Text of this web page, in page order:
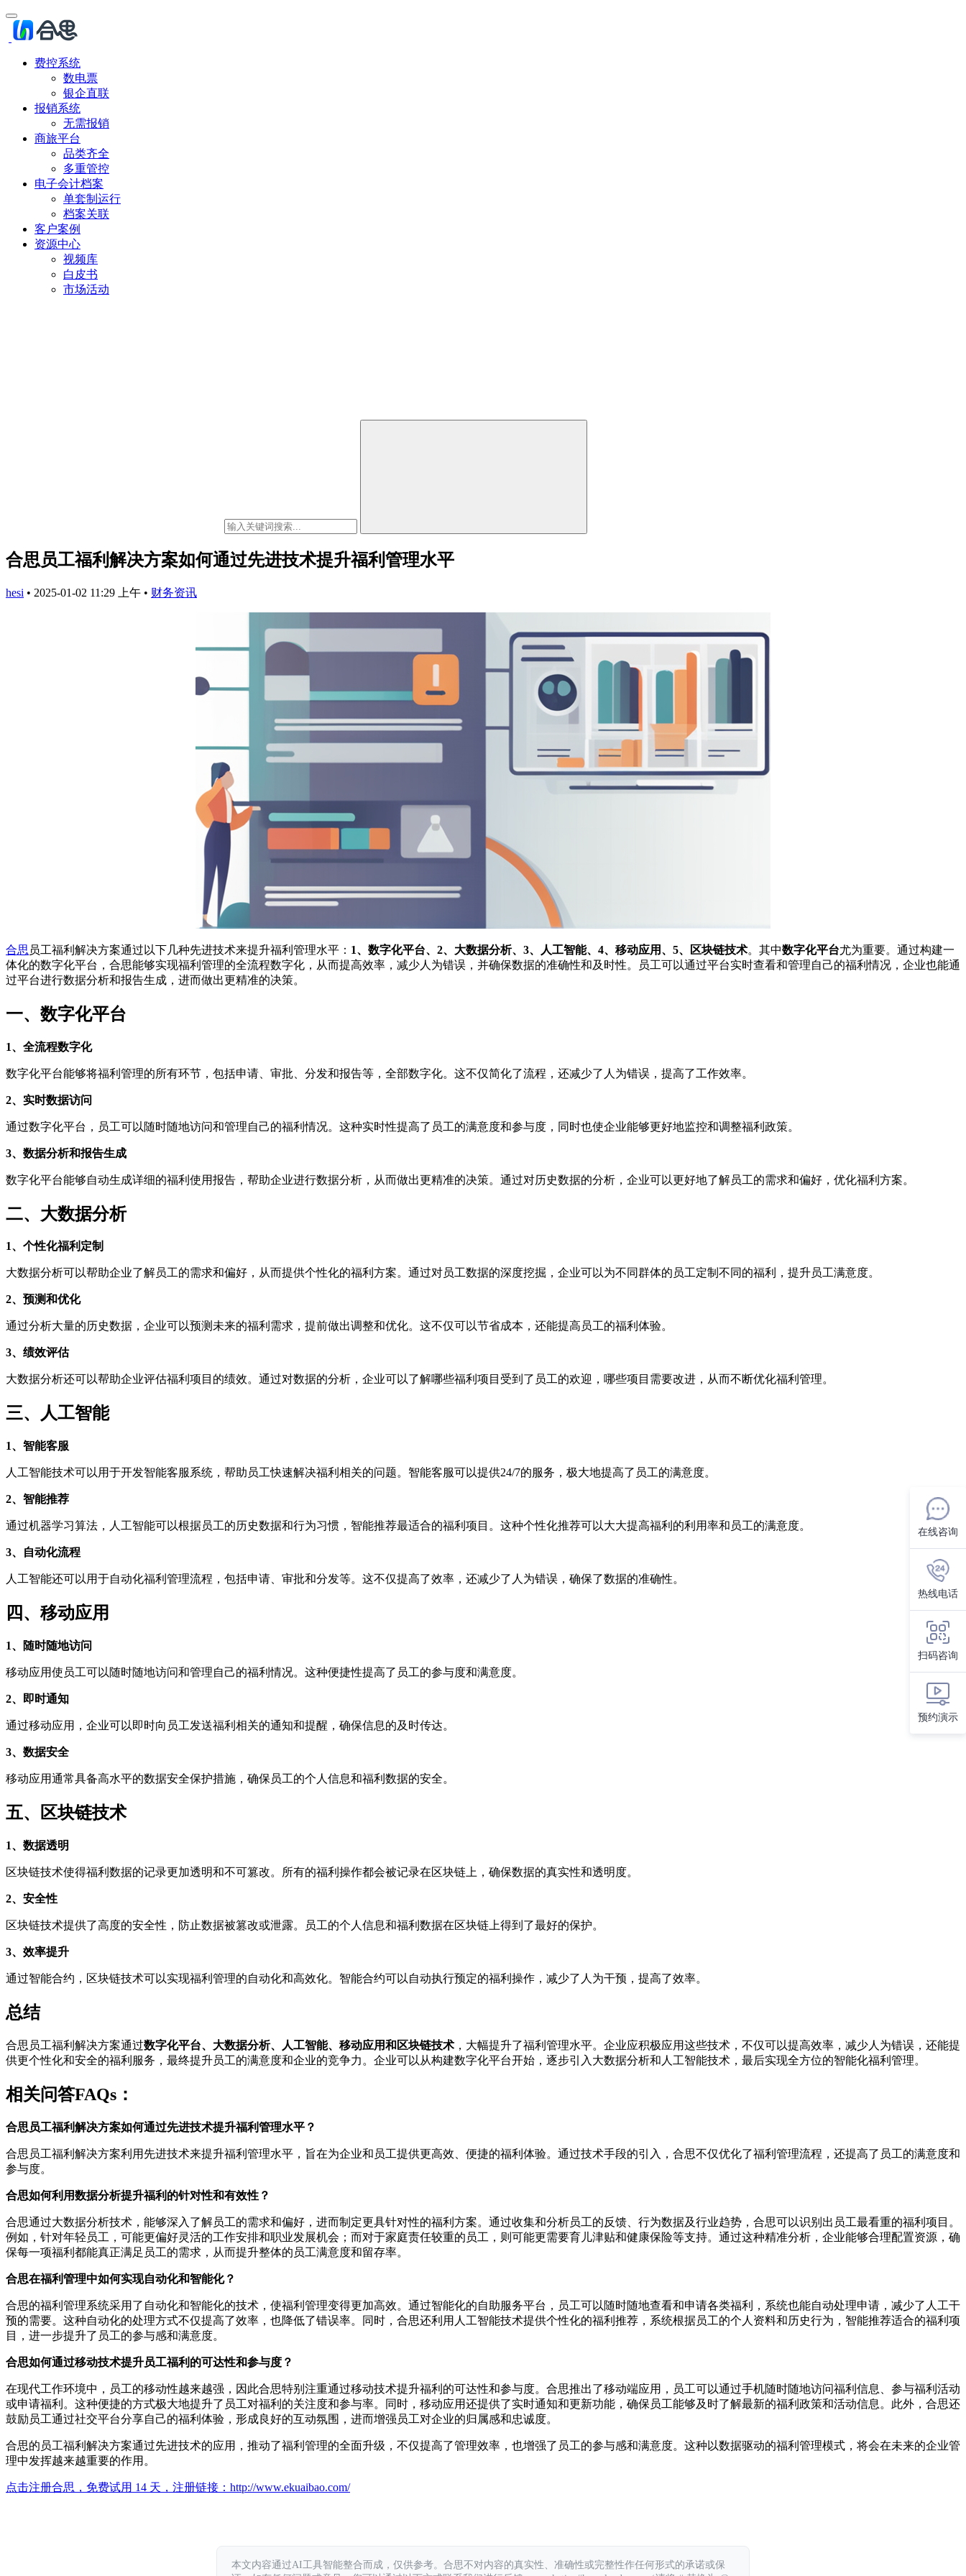
费控系统
数电票
银企直联
报销系统
无需报销
商旅平台
品类齐全
多重管控
电子会计档案
单套制运行
档案关联
客户案例
资源中心
视频库
白皮书
市场活动
合思员工福利解决方案如何通过先进技术提升福利管理水平
hesi • 2025-01-02 11:29 上午 • 财务资讯
合思 员工福利解决方案通过以下几种先进技术来提升福利管理水平： 1、数字化平台、2、大数据分析、3、人工智能、4、移动应用、5、区块链技术。其中数字化平台尤为重要。通过构建一
体化的数字化平台，合思能够实现福利管理的全流程数字化，从而提高效率，减少人为错误，并确保数据的准确性和及时性。员工可以通过平台实时查看和管理自己的福利情况，企业也能通
过平台进行数据分析和报告生成，进而做出更精准的决策。
一、数字化平台
1、全流程数字化
数字化平台能够将福利管理的所有环节，包括申请、审批、分发和报告等，全部数字化。这不仅简化了流程，还减少了人为错误，提高了工作效率。
2、实时数据访问
通过数字化平台，员工可以随时随地访问和管理自己的福利情况。这种实时性提高了员工的满意度和参与度，同时也使企业能够更好地监控和调整福利政策。
3、数据分析和报告生成
数字化平台能够自动生成详细的福利使用报告，帮助企业进行数据分析，从而做出更精准的决策。通过对历史数据的分析，企业可以更好地了解员工的需求和偏好，优化福利方案。
二、大数据分析
1、个性化福利定制
大数据分析可以帮助企业了解员工的需求和偏好，从而提供个性化的福利方案。通过对员工数据的深度挖掘，企业可以为不同群体的员工定制不同的福利，提升员工满意度。
2、预测和优化
通过分析大量的历史数据，企业可以预测未来的福利需求，提前做出调整和优化。这不仅可以节省成本，还能提高员工的福利体验。
3、绩效评估
大数据分析还可以帮助企业评估福利项目的绩效。通过对数据的分析，企业可以了解哪些福利项目受到了员工的欢迎，哪些项目需要改进，从而不断优化福利管理。
三、人工智能
1、智能客服
人工智能技术可以用于开发智能客服系统，帮助员工快速解决福利相关的问题。智能客服可以提供24/7的服务，极大地提高了员工的满意度。
2、智能推荐
通过机器学习算法，人工智能可以根据员工的历史数据和行为习惯，智能推荐最适合的福利项目。这种个性化推荐可以大大提高福利的利用率和员工的满意度。
3、自动化流程
人工智能还可以用于自动化福利管理流程，包括申请、审批和分发等。这不仅提高了效率，还减少了人为错误，确保了数据的准确性。
四、移动应用
1、随时随地访问
移动应用使员工可以随时随地访问和管理自己的福利情况。这种便捷性提高了员工的参与度和满意度。
2、即时通知
通过移动应用，企业可以即时向员工发送福利相关的通知和提醒，确保信息的及时传达。
3、数据安全
移动应用通常具备高水平的数据安全保护措施，确保员工的个人信息和福利数据的安全。
五、区块链技术
1、数据透明
区块链技术使得福利数据的记录更加透明和不可篡改。所有的福利操作都会被记录在区块链上，确保数据的真实性和透明度。
2、安全性
区块链技术提供了高度的安全性，防止数据被篡改或泄露。员工的个人信息和福利数据在区块链上得到了最好的保护。
3、效率提升
通过智能合约，区块链技术可以实现福利管理的自动化和高效化。智能合约可以自动执行预定的福利操作，减少了人为干预，提高了效率。
总结
合思员工福利解决方案通过数字化平台、大数据分析、人工智能、移动应用和区块链技术 ，大幅提升了福利管理水平。企业应积极应用这些技术，不仅可以提高效率，减少人为错误，还能提
供更个性化和安全的福利服务，最终提升员工的满意度和企业的竞争力。企业可以从构建数字化平台开始，逐步引入大数据分析和人工智能技术，最后实现全方位的智能化福利管理。
相关问答FAQs：
合思员工福利解决方案如何通过先进技术提升福利管理水平？
合思员工福利解决方案利用先进技术来提升福利管理水平，旨在为企业和员工提供更高效、便捷的福利体验。通过技术手段的引入，合思不仅优化了福利管理流程，还提高了员工的满意度和
参与度。
合思如何利用数据分析提升福利的针对性和有效性？
合思通过大数据分析技术，能够深入了解员工的需求和偏好，进而制定更具针对性的福利方案。通过收集和分析员工的反馈、行为数据及行业趋势，合思可以识别出员工最看重的福利项目。
例如，针对年轻员工，可能更偏好灵活的工作安排和职业发展机会；而对于家庭责任较重的员工，则可能更需要育儿津贴和健康保险等支持。通过这种精准分析，企业能够合理配置资源，确
保每一项福利都能真正满足员工的需求，从而提升整体的员工满意度和留存率。
合思在福利管理中如何实现自动化和智能化？
合思的福利管理系统采用了自动化和智能化的技术，使福利管理变得更加高效。通过智能化的自助服务平台，员工可以随时随地查看和申请各类福利，系统也能自动处理申请，减少了人工干
预的需要。这种自动化的处理方式不仅提高了效率，也降低了错误率。同时，合思还利用人工智能技术提供个性化的福利推荐，系统根据员工的个人资料和历史行为，智能推荐适合的福利项
目，进一步提升了员工的参与感和满意度。
合思如何通过移动技术提升员工福利的可达性和参与度？
在现代工作环境中，员工的移动性越来越强，因此合思特别注重通过移动技术提升福利的可达性和参与度。合思推出了移动端应用，员工可以通过手机随时随地访问福利信息、参与福利活动
或申请福利。这种便捷的方式极大地提升了员工对福利的关注度和参与率。同时，移动应用还提供了实时通知和更新功能，确保员工能够及时了解最新的福利政策和活动信息。此外，合思还
鼓励员工通过社交平台分享自己的福利体验，形成良好的互动氛围，进而增强员工对企业的归属感和忠诚度。
合思的员工福利解决方案通过先进技术的应用，推动了福利管理的全面升级，不仅提高了管理效率，也增强了员工的参与感和满意度。这种以数据驱动的福利管理模式，将会在未来的企业管
理中发挥越来越重要的作用。
点击注册合思，免费试用 14 天，注册链接： http://www.ekuaibao.com/
本文内容通过AI工具智能整合而成，仅供参考。合思不对内容的真实性、准确性或完整性作任何形式的承诺或保
在线咨询
热线电话
扫码咨询
预约演示